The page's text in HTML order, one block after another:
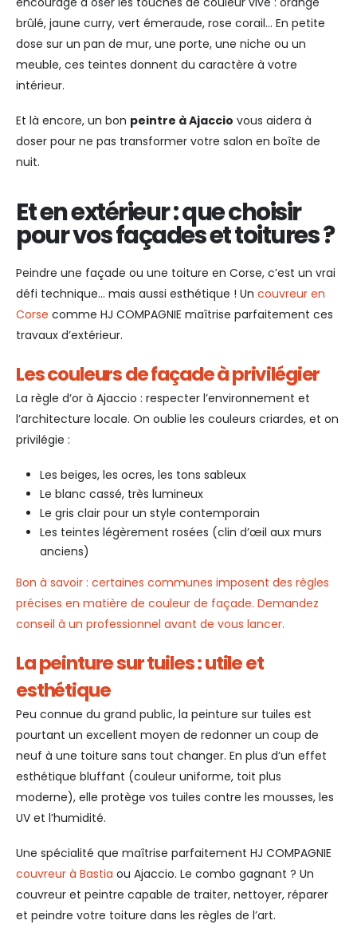
brûlé, jaune curry, vert émeraude, rose corail… En petite
dose sur un pan de mur, une porte, une niche ou un
meuble, ces teintes donnent du caractère à votre
intérieur.
Et là encore, un bon peintre à Ajaccio vous aidera à
doser pour ne pas transformer votre salon en boîte de
nuit.
Et en extérieur : que choisir
pour vos façades et toitures ?
Peindre une façade ou une toiture en Corse, c’est un vrai
défi technique… mais aussi esthétique ! Un couvreur en
Corse comme HJ COMPAGNIE maîtrise parfaitement ces
travaux d’extérieur.
Les couleurs de façade à privilégier
La règle d’or à Ajaccio : respecter l’environnement et
l’architecture locale. On oublie les couleurs criardes, et on
privilégie :
Les beiges, les ocres, les tons sableux
Le blanc cassé, très lumineux
Le gris clair pour un style contemporain
Les teintes légèrement rosées (clin d’œil aux murs
anciens)
Bon à savoir : certaines communes imposent des règles
précises en matière de couleur de façade. Demandez
conseil à un professionnel avant de vous lancer.
La peinture sur tuiles : utile et
esthétique
Peu connue du grand public, la peinture sur tuiles est
pourtant un excellent moyen de redonner un coup de
neuf à une toiture sans tout changer. En plus d’un effet
esthétique bluffant (couleur uniforme, toit plus
moderne), elle protège vos tuiles contre les mousses, les
UV et l’humidité.
Une spécialité que maîtrise parfaitement HJ COMPAGNIE
couvreur à Bastia ou Ajaccio. Le combo gagnant ? Un
couvreur et peintre capable de traiter, nettoyer, réparer
et peindre votre toiture dans les règles de l’art.